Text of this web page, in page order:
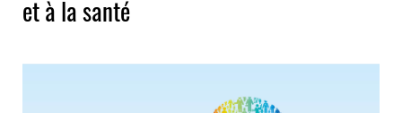
et à la santé